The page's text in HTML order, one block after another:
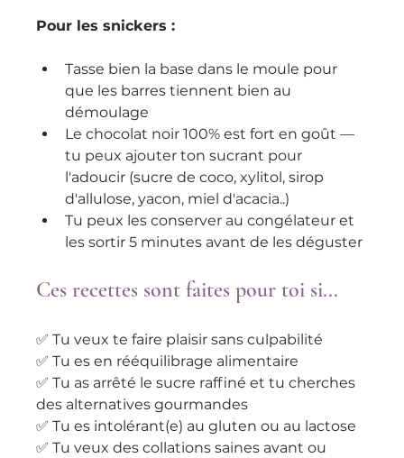
Pour les snickers :
Tasse bien la base dans le moule pour
que les barres tiennent bien au
démoulage
Le chocolat noir 100% est fort en goût —
tu peux ajouter ton sucrant pour
l'adoucir (sucre de coco, xylitol, sirop
d'allulose, yacon, miel d'acacia..)
Tu peux les conserver au congélateur et
les sortir 5 minutes avant de les déguster
Ces recettes sont faites pour toi si...
✅ Tu veux te faire plaisir sans culpabilité
✅ Tu es en rééquilibrage alimentaire
✅ Tu as arrêté le sucre raffiné et tu cherches
des alternatives gourmandes
✅ Tu es intolérant(e) au gluten ou au lactose
✅ Tu veux des collations saines avant ou